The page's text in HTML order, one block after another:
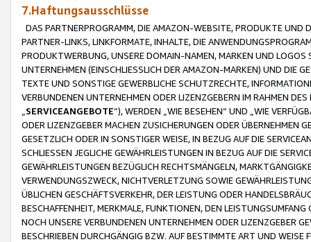
7.Haftungsausschlüsse
DAS PARTNERPROGRAMM, DIE AMAZON-WEBSITE, PRODUKTE UND
PARTNER-LINKS, LINKFORMATE, INHALTE, DIE
PRODUKTWERBUNG, UNSERE DOMAIN-NAMEN, MARKEN UND
UNTERNEHMEN (EINSCHLIESSLICH DER AMAZON-MARKEN) UND DIE
TEXTE UND SONSTIGE GEWERBLICHE SCHUTZRECHTE,
VERBUNDENEN UNTERNEHMEN ODER LIZENZGEBERN IM RAHMEN
SERVICEANGEBOTE“), WERDEN „WIE BESEHEN“ UND „WIE
ODER LIZENZGEBER MACHEN ZUSICHERUNGEN ODER ÜBERNEHMEN
GESETZLICH ODER IN SONSTIGER WEISE, IN BEZUG AUF DIE
SCHLIESSEN JEGLICHE GEWÄHRLEISTUNGEN IN BEZUG AUF DIE
GEWÄHRLEISTUNGEN BEZÜGLICH RECHTSMÄNGELN,
VERWENDUNGSZWECK, NICHTVERLETZUNG SOWIE
ÜBLICHEN GESCHÄFTSVERKEHR, DER LEISTUNG ODER
BESCHAFFENHEIT, MERKMALE, FUNKTIONEN, DEN
NOCH UNSERE VERBUNDENEN UNTERNEHMEN ODER LIZENZGEBER
BESCHRIEBEN DURCHGÄNGIG BZW. AUF BESTIMMTE ART UND